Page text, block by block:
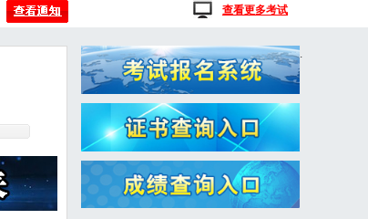
查看更多考试
.